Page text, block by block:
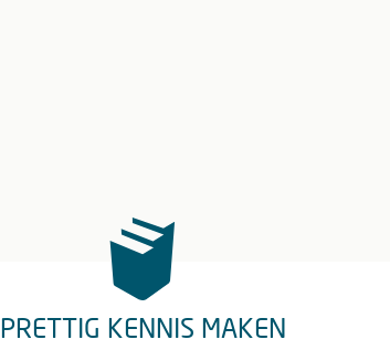
PRETTIG KENNIS MAKEN